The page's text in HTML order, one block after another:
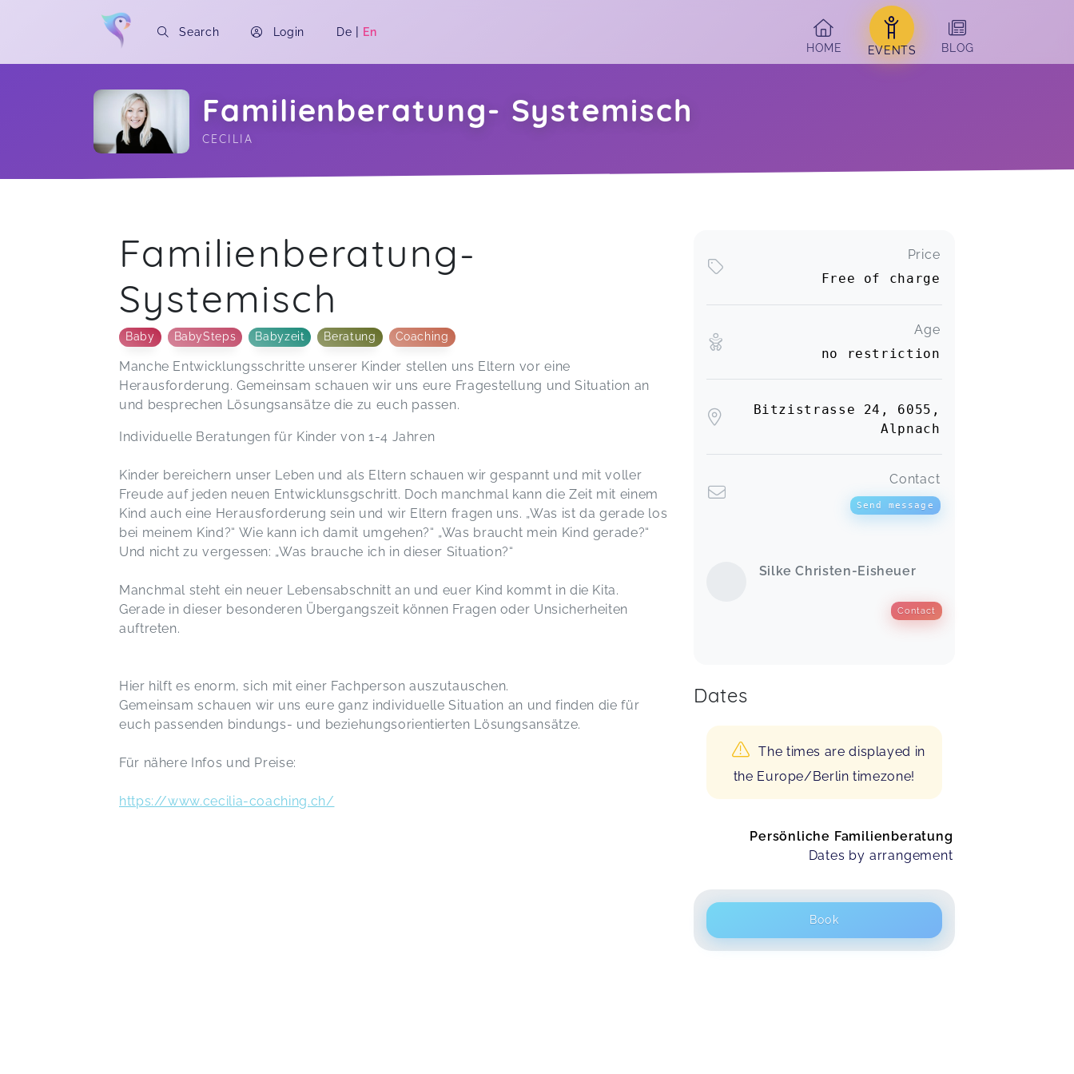
Search Login De | En
HOME
EVENTS BLOG
Familienberatung- Systemisch
CECILIA
Familienberatung-
Systemisch
Baby BabySteps Babyzeit Beratung Coaching
Manche Entwicklungsschritte unserer Kinder stellen uns Eltern vor eine
Herausforderung. Gemeinsam schauen wir uns eure Fragestellung und Situation an
und besprechen Lösungsansätze die zu euch passen.
Individuelle Beratungen für Kinder von 1-4 Jahren
Kinder bereichern unser Leben und als Eltern schauen wir gespannt und mit voller
Freude auf jeden neuen Entwicklunsgschritt. Doch manchmal kann die Zeit mit einem
Kind auch eine Herausforderung sein und wir Eltern fragen uns. „Was ist da gerade los
bei meinem Kind?“ Wie kann ich damit umgehen?“ „Was braucht mein Kind gerade?“
Und nicht zu vergessen: „Was brauche ich in dieser Situation?“
Manchmal steht ein neuer Lebensabschnitt an und euer Kind kommt in die Kita.
Gerade in dieser besonderen Übergangszeit können Fragen oder Unsicherheiten
auftreten.
Hier hilft es enorm, sich mit einer Fachperson auszutauschen.
Gemeinsam schauen wir uns eure ganz individuelle Situation an und finden die für
euch passenden bindungs- und beziehungsorientierten Lösungsansätze.
Für nähere Infos und Preise:
https://www.cecilia-coaching.ch/
Price
Free of charge
Age
no restriction
Bitzistrasse 24, 6055,
Alpnach
Contact
Send message
Silke Christen-Eisheuer
Contact
Dates
The times are displayed in
the Europe/Berlin timezone!
Persönliche Familienberatung
Dates by arrangement
Book